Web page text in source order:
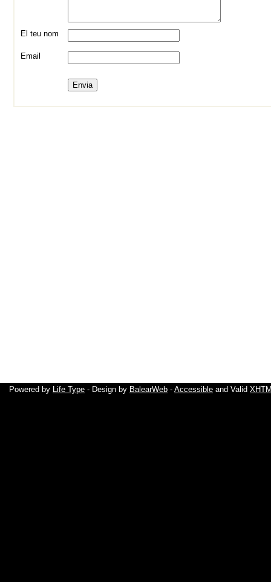
El teu nom
Email
Powered by Life Type - Design by BalearWeb - Accessible and Valid